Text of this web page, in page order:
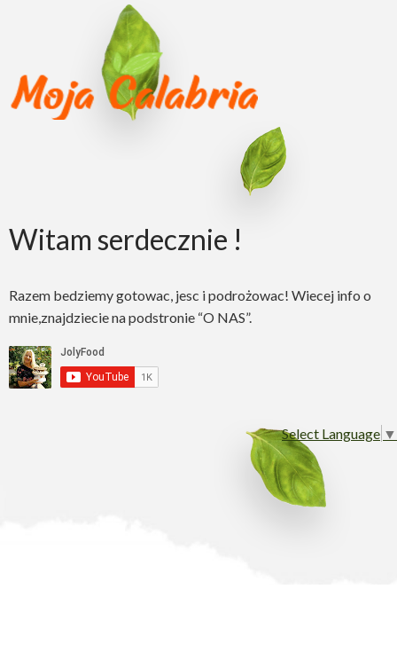
Witam serdecznie !
Razem bedziemy gotowac, jesc i podrożowac! Wiecej info o
mnie,znajdziecie na podstronie “O NAS”.
Select Language ▼